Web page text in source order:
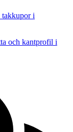
takkupor i
och kantprofil i